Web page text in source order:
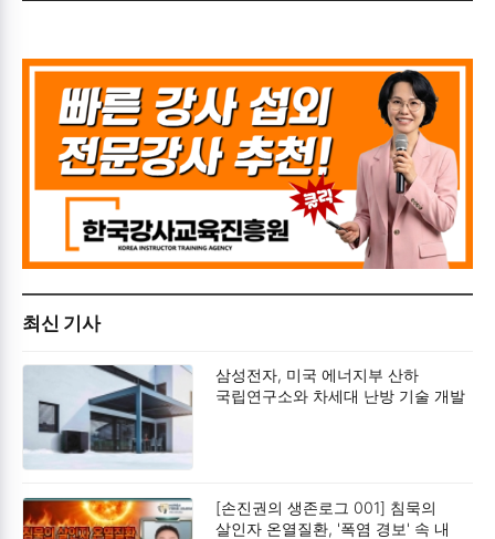
최신 기사
삼성전자, 미국 에너지부 산하
국립연구소와 차세대 난방 기술 개발
[손진권의 생존로그 001] 침묵의
살인자 온열질환, '폭염 경보' 속 내